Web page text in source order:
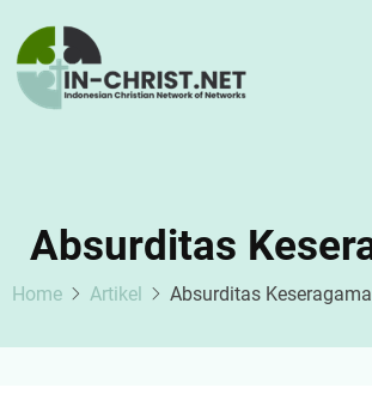
main
content
Absurditas
Home Artikel Absurditas